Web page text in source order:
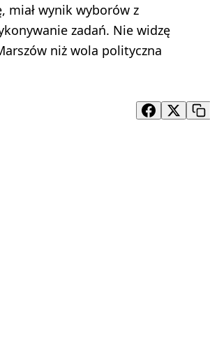
miał wynik wyborów z
zadań. Nie widzę
niż wola polityczna